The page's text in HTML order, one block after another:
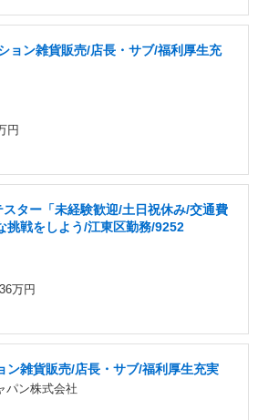
ョン雑貨販売/店長・サブ/福利厚生充
円
ター「未経験歓迎/土日祝休み/交通費
挑戦をしよう/江東区勤務/9252
万円
雑貨販売/店長・サブ/福利厚生充実
パン株式会社